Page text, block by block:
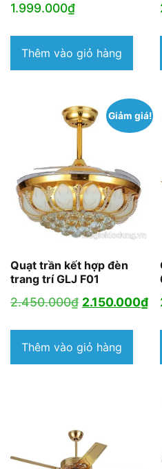
1.999.000₫
Thêm vào giỏ hàng
Giảm giá!
Quạt trần kết hợp đèn
trang trí GLJ F01
2.450.000₫ Giá
là:
2.450.000₫.
2.150.000₫
là:
Thêm vào giỏ hàng